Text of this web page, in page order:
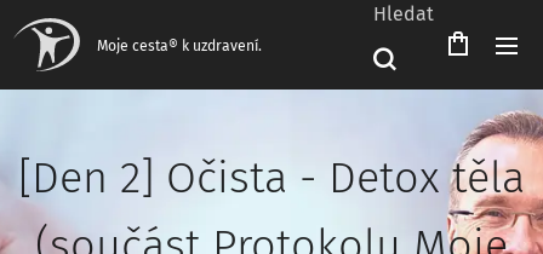
Moje cesta® k uzdravení.
Hledat
[Den 2] Očista - Detox těla